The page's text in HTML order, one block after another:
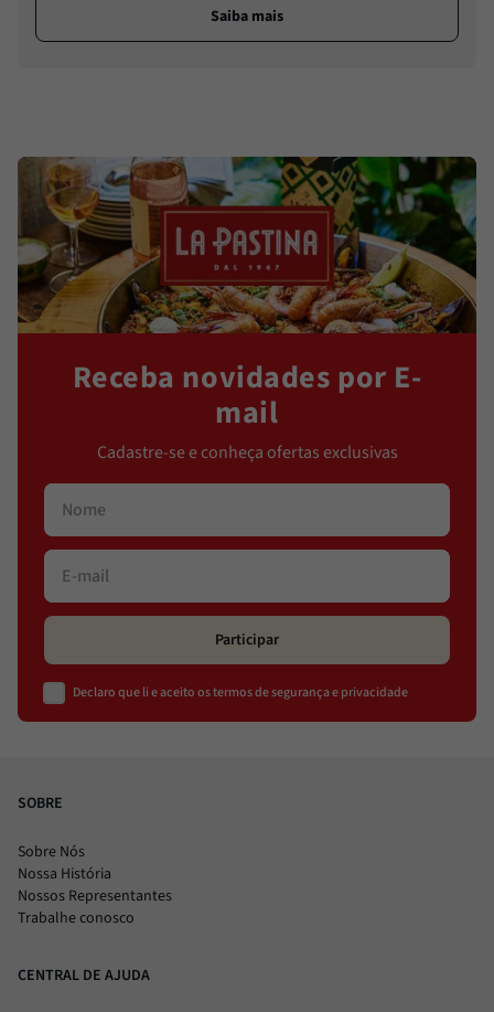
Saiba mais
Receba novidades por E-
mail
Cadastre-se e conheça ofertas exclusivas
Participar
Declaro que li e aceito os termos de segurança e privacidade
SOBRE
Sobre Nós
Nossa História
Nossos Representantes
Trabalhe conosco
CENTRAL DE AJUDA